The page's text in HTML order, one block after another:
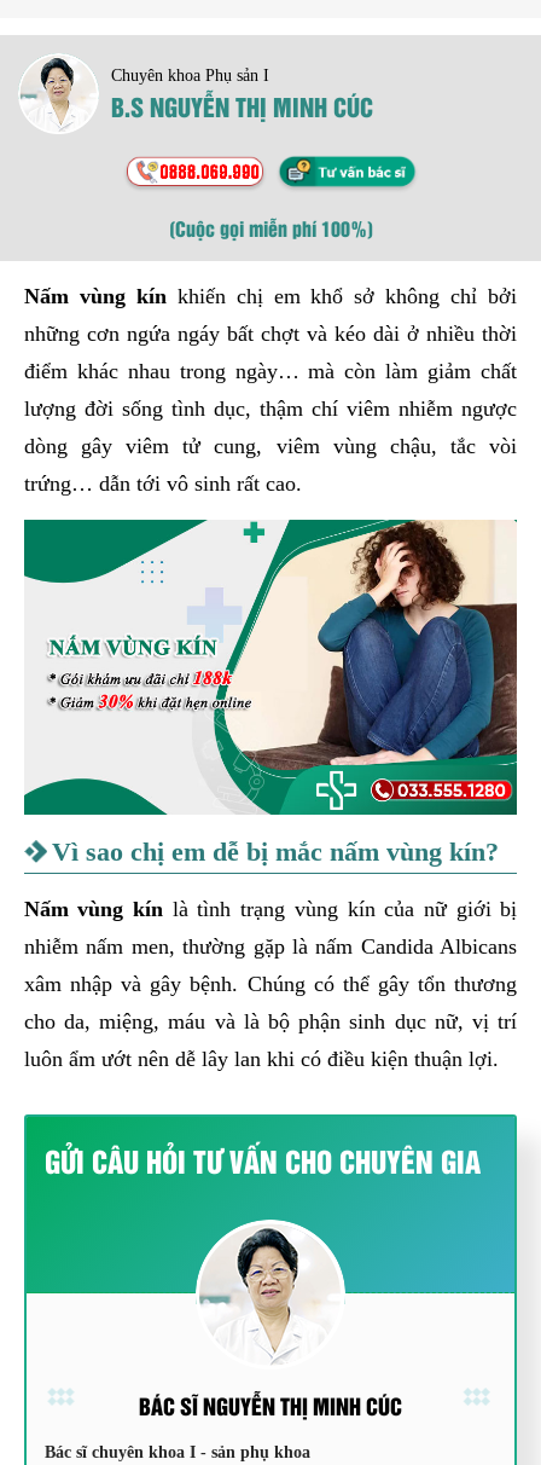
Chuyên khoa Phụ sản I
B.S NGUYỄN THỊ MINH CÚC
(Cuộc gọi miễn phí 100%)
Nấm vùng kínkhiến chị em khổ sở không chỉ bởi
những cơn ngứa ngáy bất chợt và kéo dài ở nhiều thời
điểm khác nhau trong ngày… mà còn làm giảm chất
lượng đời sống tình dục, thậm chí viêm nhiễm ngược
dòng gây viêm tử cung, viêm vùng chậu, tắc vòi
trứng… dẫn tới vô sinh rất cao.
Vì sao chị em dễ bị mắc nấm vùng kín?
Nấm vùng kín là tình trạng vùng kín của nữ giới bị
nhiễm nấm men, thường gặp là nấm Candida Albicans
xâm nhập và gây bệnh. Chúng có thể gây tổn thương
cho da, miệng, máu và là bộ phận sinh dục nữ, vị trí
luôn ẩm ướt nên dễ lây lan khi có điều kiện thuận lợi.
GỬI CÂU HỎI TƯ VẤN CHO CHUYÊN GIA
BÁC SĨ NGUYỄN THỊ MINH CÚC
Bác sĩ chuyên khoa I - sản phụ khoa